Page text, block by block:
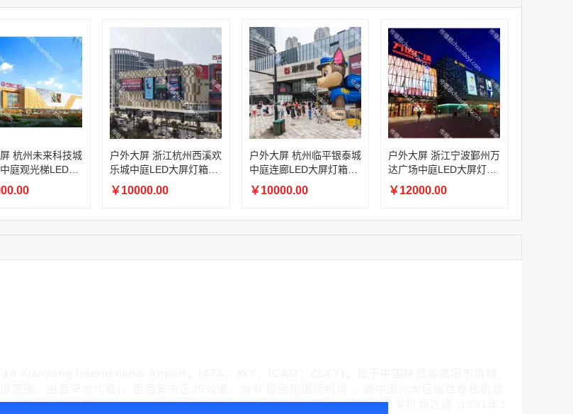
03:20:56 156****3374 联系了该媒体所在商家
联系了该媒体所在商家
12:40:20 177****7961
联系了该媒体所在商家
16:12:36 181****8167 联系了该媒体所在商家
16:16:44 181****0078 联系了该媒体所在商家
13:50:54 192****2334 联系了该媒体所在商家
￥1056000.00
腾讯体育APP开屏广告_刊例价3折非赛季（8月9日-9月30日）
￥686400.00
杭州未来科技城
庭观光梯LED大
告
户外大屏 浙江杭州西溪欢
乐城中庭LED大屏灯箱广
告
￥10000.00
户外大屏 杭州临平银泰城
中庭连廊LED大屏灯箱广
告
￥10000.00
户外大屏 浙江宁波鄞州万
达广场中庭LED大屏灯箱
广告
￥12000.00
、世界前百位主要机场 。 1991年9月1日，西安咸阳机场首航，系西安西关机场迁建 ;1991年1